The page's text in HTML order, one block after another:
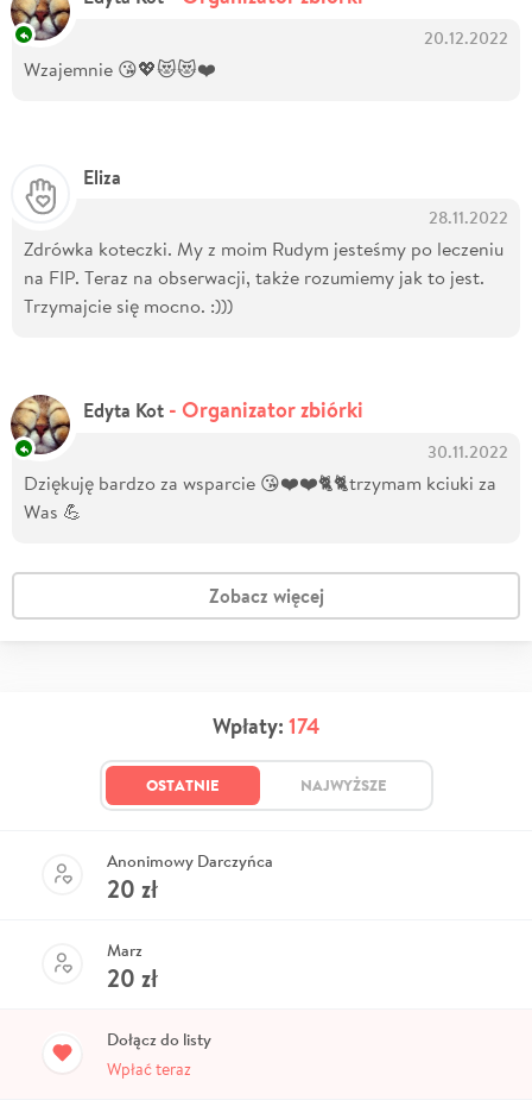
20.12.2022
Wzajemnie 😘💖😻😻❤️
Eliza
28.11.2022
Zdrówka koteczki. My z moim Rudym jesteśmy po leczeniu
na FIP. Teraz na obserwacji, także rozumiemy jak to jest.
Trzymajcie się mocno. :)))
Edyta Kot - Organizator zbiórki
30.11.2022
Dziękuję bardzo za wsparcie 😘❤️❤️🐈🐈trzymam kciuki za
Was 💪
Zobacz więcej
Wpłaty: 174
OSTATNIE NAJWYŻSZE
Anonimowy Darczyńca
20 zł
Marz
20 zł
Dołącz do listy
Wpłać teraz